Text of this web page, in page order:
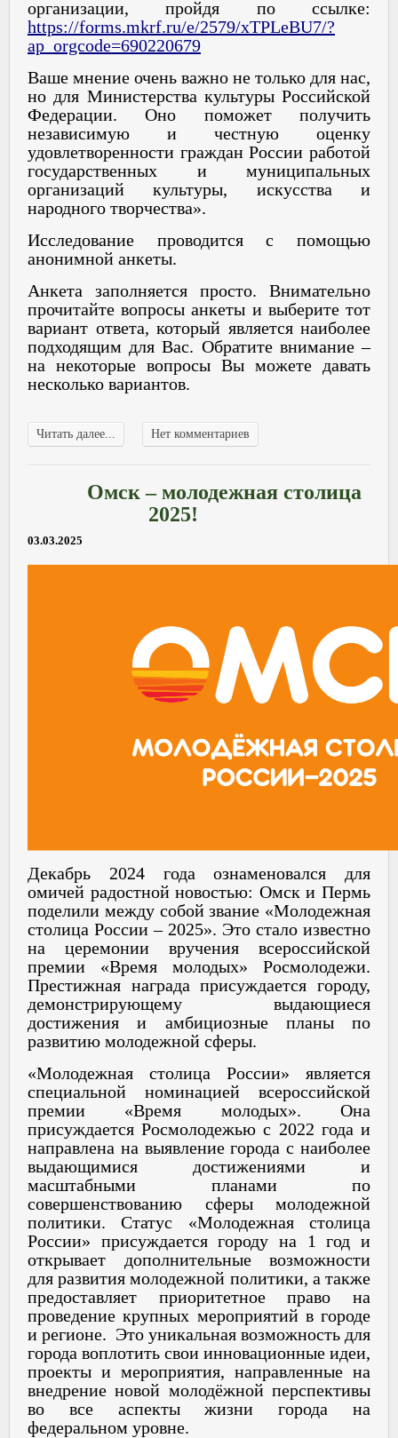
организации, пройдя по ссылке:
https://forms.mkrf.ru/e/2579/xTPLeBU7/?
ap_orgcode=690220679
Ваше мнение очень важно не только для нас,
но для Министерства культуры Российской
Федерации. Оно поможет получить
независимую и честную оценку
удовлетворенности граждан России работой
государственных и муниципальных
организаций культуры, искусства и
народного творчества».
Исследование проводится с помощью
анонимной анкеты.
Анкета заполняется просто. Внимательно
прочитайте вопросы анкеты и выберите тот
вариант ответа, который является наиболее
подходящим для Вас. Обратите внимание –
на некоторые вопросы Вы можете давать
несколько вариантов.
Читать далее... Нет комментариев
Омск – молодежная столица
2025!
03.03.2025
Декабрь 2024 года ознаменовался для
омичей радостной новостью: Омск и Пермь
поделили между собой звание «Молодежная
столица России – 2025». Это стало известно
на церемонии вручения всероссийской
премии «Время молодых» Росмолодежи.
Престижная награда присуждается городу,
демонстрирующему выдающиеся
достижения и амбициозные планы по
развитию молодежной сферы.
«Молодежная столица России» является
специальной номинацией всероссийской
премии «Время молодых». Она
присуждается Росмолодежью с 2022 года и
направлена на выявление города с наиболее
выдающимися достижениями и
масштабными планами по
совершенствованию сферы молодежной
политики. Статус «Молодежная столица
России» присуждается городу на 1 год и
открывает дополнительные возможности
для развития молодежной политики, а также
предоставляет приоритетное право на
проведение крупных мероприятий в городе
и регионе. Это уникальная возможность для
города воплотить свои инновационные идеи,
проекты и мероприятия, направленные на
внедрение новой молодёжной перспективы
во все аспекты жизни города на
федеральном уровне.